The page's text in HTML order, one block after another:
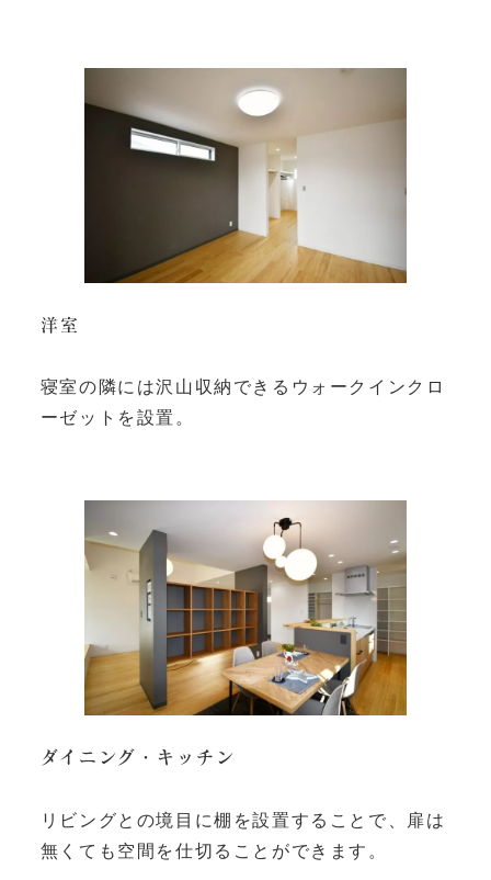
洋室
寝室の隣には沢山収納できるウォークインクロ
ーゼットを設置。
ダイニング・キッチン
リビングとの境目に棚を設置することで、扉は
無くても空間を仕切ることができます。